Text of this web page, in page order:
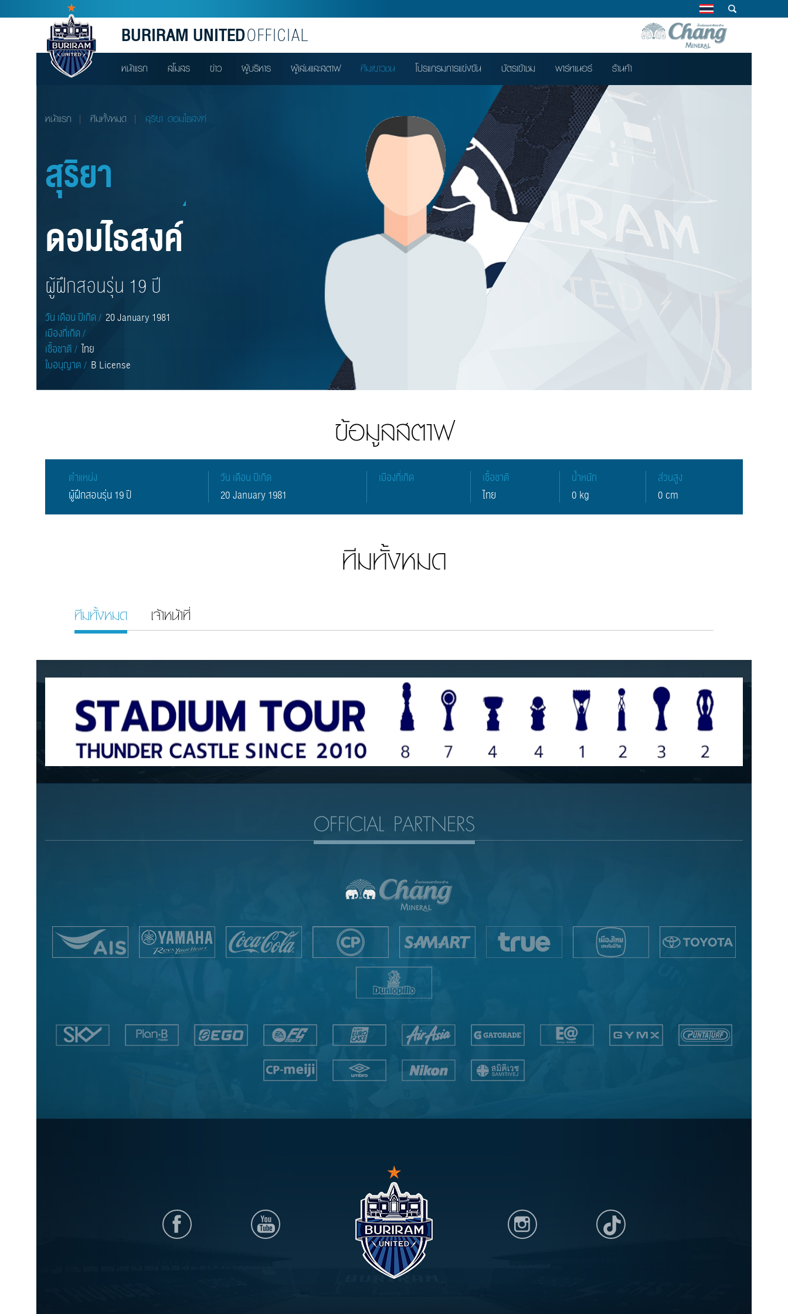
BURIRAM UNITEDOFFICIAL
หน้าแรก สโมสร ข่าว ผู้บริหาร ผู้เล่นและสตาฟ ทีมเยาวชน โปรแกรมการแข่งขัน บัตรเข้าชม พาร์ทเนอร์ ร้านค้า
หน้าแรก ทีมทั้งหมด สุริยา ดอมไธสงค์
สุริยา
ดอมไธสงค์
ผู้ฝึกสอนรุ่น 19 ปี
วัน เดือน ปีเกิด / 20 January 1981
เมืองที่เกิด /
เชื้อชาติ / ไทย
ใบอนุญาต / B License
ข้อมูลสตาฟ
ตำแหน่ง
ผู้ฝึกสอนรุ่น 19 ปี
วัน เดือน ปีเกิด
20 January 1981
เมืองที่เกิด เชื้อชาติ
ไทย
น้ำหนัก
0 kg
ส่วนสูง
0 cm
ทีมทั้งหมด
ทีมทั้งหมด เจ้าหน้าที่
OFFICIAL PARTNERS